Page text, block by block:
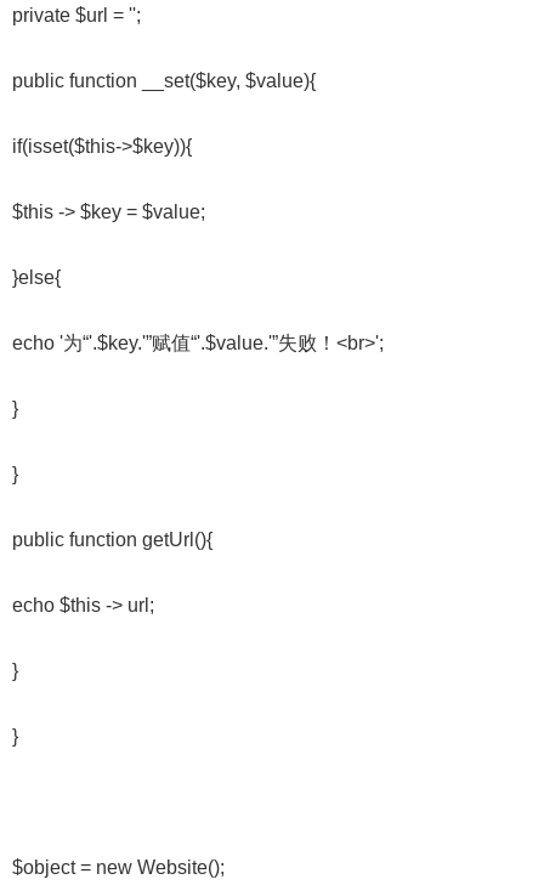
private $url = '';
public function __set($key, $value){
if(isset($this->$key)){
$this -> $key = $value;
}else{
echo '为“'.$key.'”赋值“'.$value.'”失败！<br>';
}
}
public function getUrl(){
echo $this -> url;
}
}
$object = new Website();